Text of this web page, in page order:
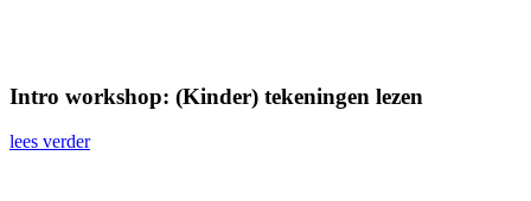
Intro workshop: (Kinder) tekeningen lezen
lees verder